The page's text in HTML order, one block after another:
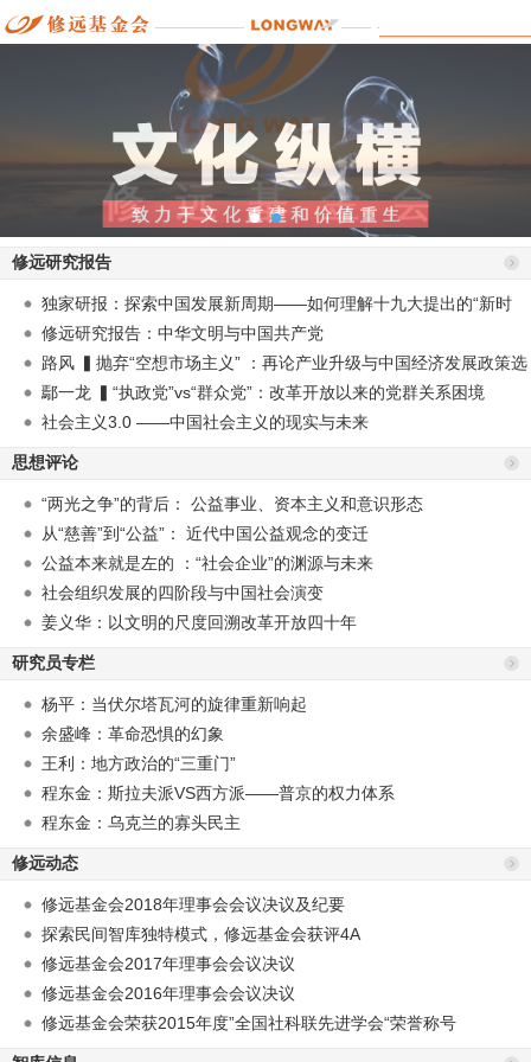
修远研究报告
独家研报：探索中国发展新周期——如何理解十九大提出的“新时
代”？
修远研究报告：中华文明与中国共产党
路风 ▍抛弃“空想市场主义” ：再论产业升级与中国经济发展政策选
择
鄢一龙 ▍“执政党”vs“群众党”：改革开放以来的党群关系困境
社会主义3.0 ——中国社会主义的现实与未来
思想评论
“两光之争”的背后： 公益事业、资本主义和意识形态
从“慈善”到“公益”： 近代中国公益观念的变迁
公益本来就是左的 ：“社会企业”的渊源与未来
社会组织发展的四阶段与中国社会演变
姜义华：以文明的尺度回溯改革开放四十年
研究员专栏
杨平：当伏尔塔瓦河的旋律重新响起
余盛峰：革命恐惧的幻象
王利：地方政治的“三重门”
程东金：斯拉夫派VS西方派——普京的权力体系
程东金：乌克兰的寡头民主
修远动态
修远基金会2018年理事会会议决议及纪要
探索民间智库独特模式，修远基金会获评4A
修远基金会2017年理事会会议决议
修远基金会2016年理事会会议决议
修远基金会荣获2015年度”全国社科联先进学会“荣誉称号